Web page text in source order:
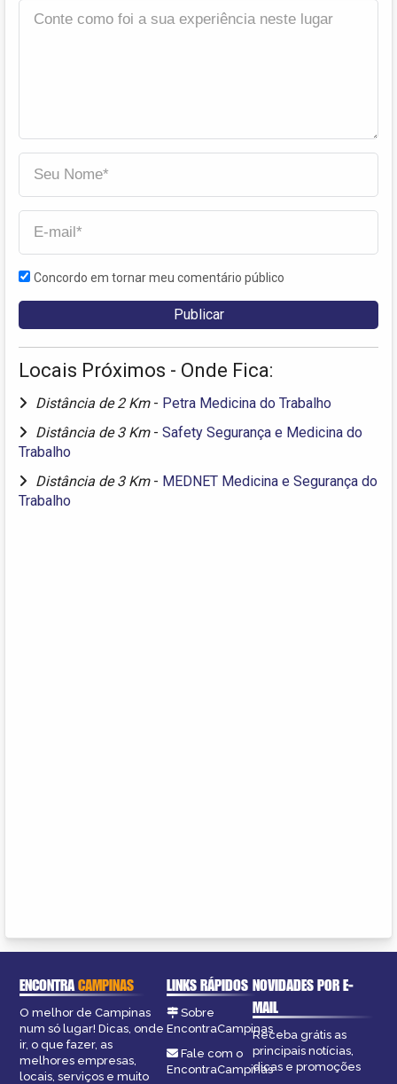
Concordo em tornar meu comentário público
Locais Próximos - Onde Fica:
Distância de 2 Km - Petra Medicina do Trabalho
Distância de 3 Km - Safety Segurança e Medicina do
Trabalho
Distância de 3 Km - MEDNET Medicina e Segurança do
Trabalho
ENCONTRACAMPINAS
O melhor de Campinas
num só lugar! Dicas, onde
ir, o que fazer, as
melhores empresas,
locais, serviços e muito
LINKS RÁPIDOS
Sobre
EncontraCampinas
Fale com o
EncontraCampinas
NOVIDADES POR E-
MAIL
Receba grátis as
principais notícias,
dicas e promoções